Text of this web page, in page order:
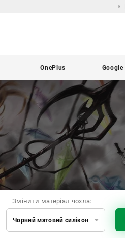
OnePlus Google
Змінити матеріал чохла:
Чорний матовий силікон